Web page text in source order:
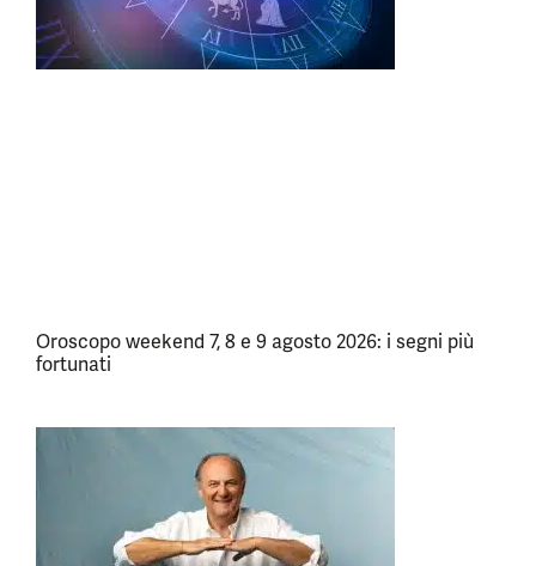
Oroscopo weekend 7, 8 e 9 agosto 2026: i segni più
fortunati